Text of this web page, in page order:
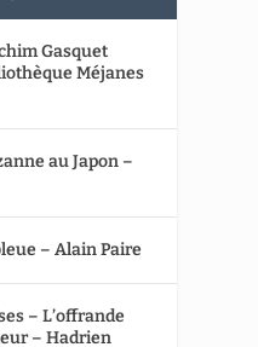
Gasquet
Méjanes
au Japon –
– Alain Paire
– L’offrande
– Hadrien